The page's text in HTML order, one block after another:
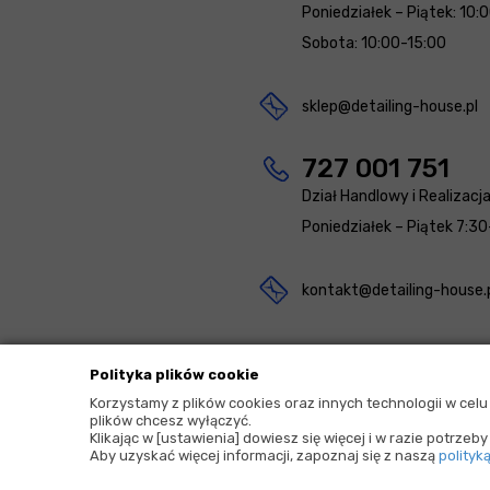
Polityka plików cookie
Korzystamy z plików cookies oraz innych technologii w
plików chcesz wyłączyć.
Klikając w [ustawienia] dowiesz się więcej i w razie
Aby uzyskać więcej informacji, zapoznaj się z naszą
Poniedziałek – Piątek:
Sobota: 10:00-15:00
sklep@detailing-house.pl
727 001 751
Dział Handlowy i
Poniedziałek – Piątek
kontakt@detailing-
2026 © Copyrights by |Detailing House